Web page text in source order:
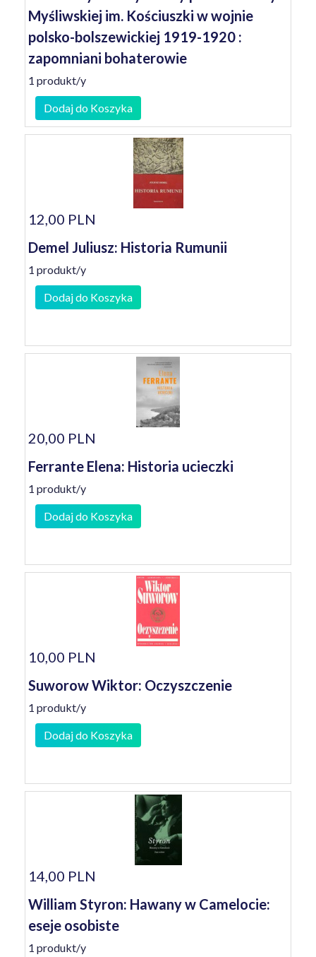
Myśliwskiej im. Kościuszki w wojnie
polsko-bolszewickiej 1919-1920 :
zapomniani bohaterowie
1 produkt/y
Dodaj do Koszyka
12,00 PLN
Demel Juliusz: Historia Rumunii
1 produkt/y
Dodaj do Koszyka
20,00 PLN
Ferrante Elena: Historia ucieczki
1 produkt/y
Dodaj do Koszyka
10,00 PLN
Suworow Wiktor: Oczyszczenie
1 produkt/y
Dodaj do Koszyka
14,00 PLN
William Styron: Hawany w Camelocie:
eseje osobiste
1 produkt/y